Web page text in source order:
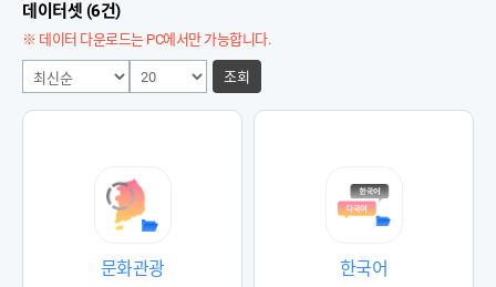
데이터셋 (6건)
※ 데이터 다운로드는 PC에서만 가능합니다.
조회
문화관광 한국어